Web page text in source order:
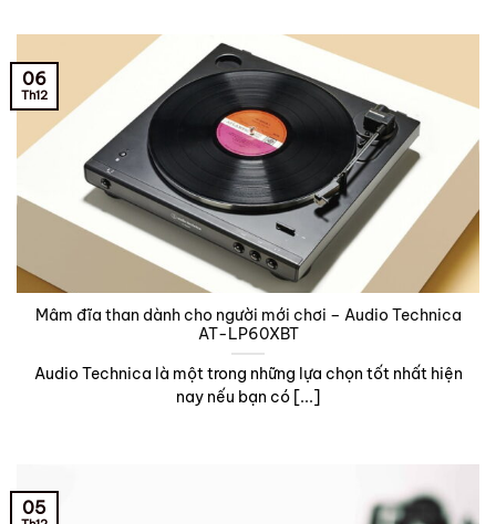
Mâm đĩa than dành cho người mới chơi – Audio Technica
AT-LP60XBT
Audio Technica là một trong những lựa chọn tốt nhất hiện
nay nếu bạn có [...]
06
Th12
05